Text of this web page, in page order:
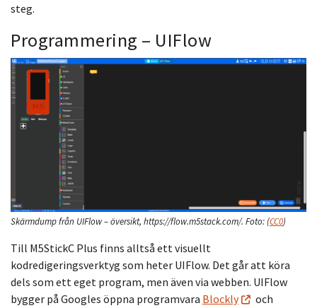
steg.
Programmering – UIFlow
Skärmdump från UIFlow – översikt, https://flow.m5stack.com/. Foto:(CC0)
Till M5StickC Plus finns alltså ett visuellt
kodredigeringsverktyg som heter UIFlow. Det går att köra
dels som ett eget program, men även via webben. UIFlow
bygger på Googles öppna programvara Blockly
och